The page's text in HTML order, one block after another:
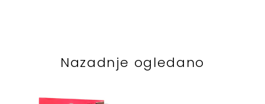
Nazadnje ogledano